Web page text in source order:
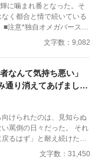
つきた
に噛まれ番となった。そ
く都合と情で続いている
■注意*独自オメガバース設
設定です。関係は一切な
文字数：9,082
なんて気持ち悪い」
通り消えてあげました
れても
けられたのは、見知らぬ
罵倒の日々だった。 それ
るはず」と耐え続けたニ
の前でニコラスの手紙を破
たアルヴ
文字数：31,450